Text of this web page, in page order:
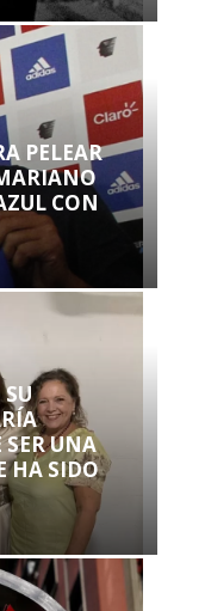
PELEAR
CON
UNA
HA SIDO